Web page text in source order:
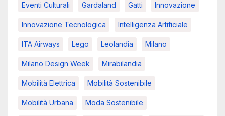
Eventi Culturali Gardaland Gatti Innovazione
Innovazione Tecnologica Intelligenza Artificiale
ITA Airways Lego Leolandia Milano
Milano Design Week Mirabilandia
Mobilità Elettrica Mobilità Sostenibile
Mobilità Urbana Moda Sostenibile